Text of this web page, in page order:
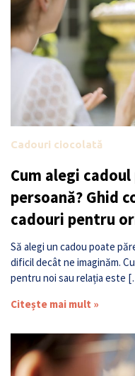
Cadouri ciocolată
Cum alegi
persoană? Ghid
cadouri pentru
Să alegi un cadou poate
dificil decât ne imaginăm.
pentru noi sau relația este
Citește mai mult »